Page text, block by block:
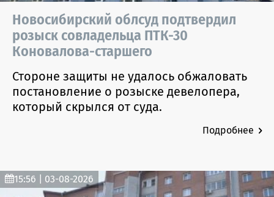
Новосибирский облсуд подтвердил
розыск совладельца ПТК-30
Коновалова-старшего
Стороне защиты не удалось обжаловать
постановление о розыске девелопера,
который скрылся от суда.
Подробнее
15:56 | 03-08-2026